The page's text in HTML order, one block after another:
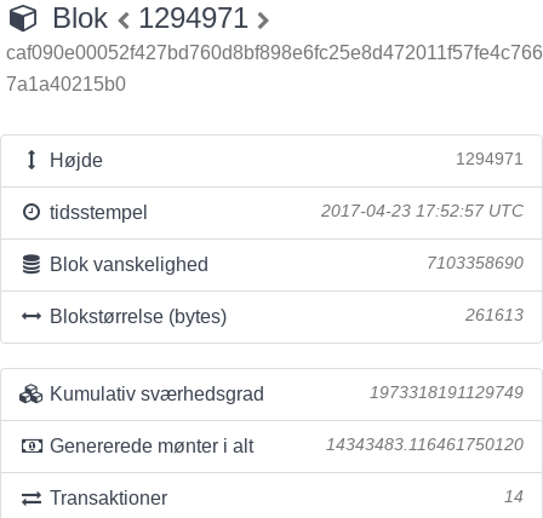
Blok 1294971
caf090e00052f427bd760d8bf898e6fc25e8d472011f57fe4c766
7a1a40215b0
Højde 1294971
tidsstempel 2017-04-23 17:52:57 UTC
Blok vanskelighed 7103358690
Blokstørrelse (bytes) 261613
Kumulativ sværhedsgrad 1973318191129749
Genererede mønter i alt 14343483.116461750120
Transaktioner 14